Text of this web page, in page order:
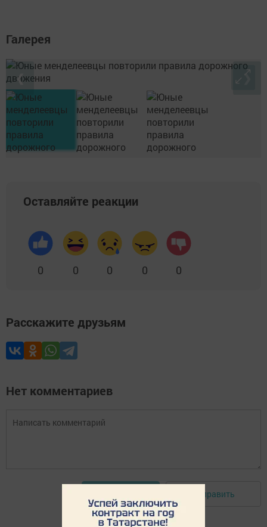
Галерея
❮ ❯
Оставляйте реакции
0 0 0 0 0
Расскажите друзьям
Нет комментариев
Отправить